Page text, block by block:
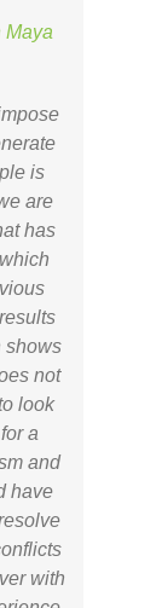
Maya
is
are
has
shows
not
look
a
and
have
with